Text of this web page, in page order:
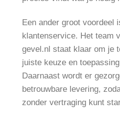
Een ander groot voordeel
klantenservice. Het team
gevel.nl staat klaar om je
juiste keuze en
Daarnaast wordt er
betrouwbare levering,
zonder vertraging kunt